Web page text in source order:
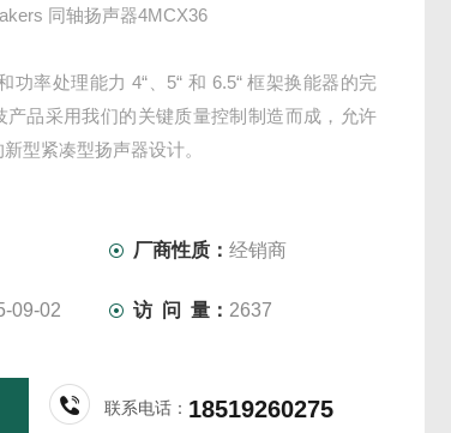
同轴扬声器4MCX36
功率处理能力 4“、5“ 和 6.5“ 框架换能器的完
产品采用我们的关键质量控制制造而成，允许
型紧凑型扬声器设计。
厂商性质：经销商
09-02 访 问 量： 2637
联系电话： 18519260275